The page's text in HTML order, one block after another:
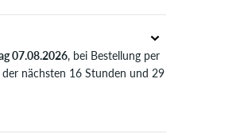
07.08.2026, bei Bestellung per
nächsten 16 Stunden und 29